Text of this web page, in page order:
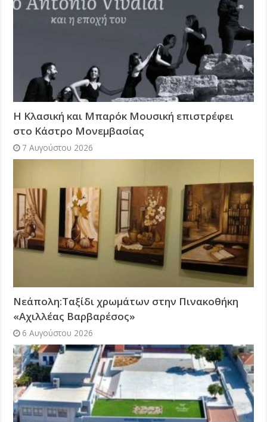
Η Κλασική και Μπαρόκ Μουσική επιστρέφει
στο Κάστρο Μονεμβασίας
7 Αυγούστου 2026
Νεάπολη:Ταξίδι χρωμάτων στην Πινακοθήκη
«Αχιλλέας Βαρβαρέσος»
6 Αυγούστου 2026